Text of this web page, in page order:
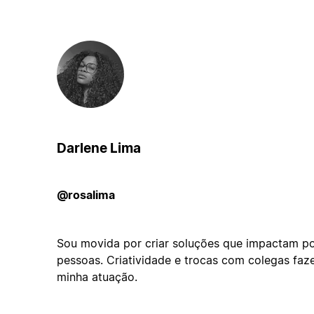
Darlene Lima
@rosalima
Sou movida por criar soluções que impactam
pessoas. Criatividade e trocas com colegas
minha atuação.